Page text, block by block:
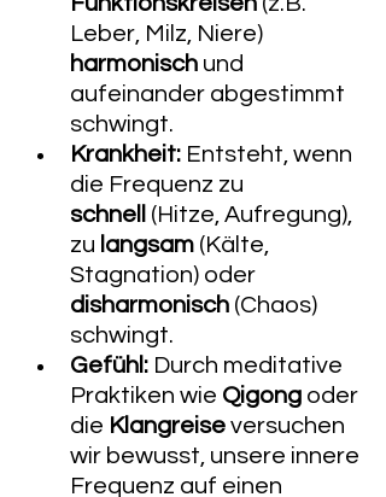
Leber, Milz, Niere)
harmonisch und
aufeinander abgestimmt
schwingt.
Krankheit: Entsteht, wenn
die Frequenz zu
schnell
(Hitze, Aufregung),
zu langsam (Kälte,
Stagnation) oder
disharmonisch (Chaos)
schwingt.
Gefühl: Durch meditative
Praktiken wie Qigong oder
die Klangreise versuchen
wir bewusst, unsere innere
Frequenz auf einen